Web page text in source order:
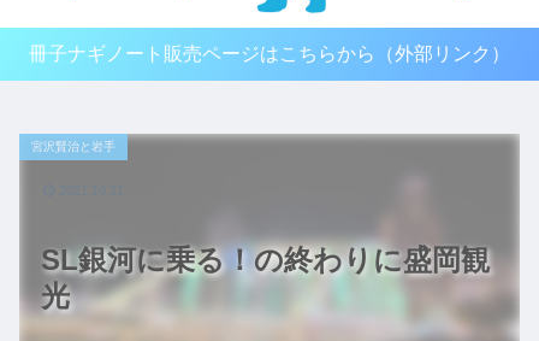
冊子ナギノート販売ページはこちらから（外部リンク）
SL銀河に乗る！の終わりに盛岡観
光
宮沢賢治と岩手